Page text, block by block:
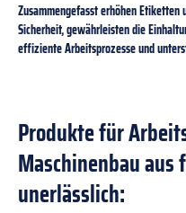
Zusammengefasst erhöhen
Sicherheit, gewährleisten die
effiziente Arbeitsprozesse und
Produkte für
Maschinenbau aus
unerlässlich: